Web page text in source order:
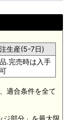
生産(5-7日)
.完売時は入手
適合条件を全て
ジ部分」を最大限